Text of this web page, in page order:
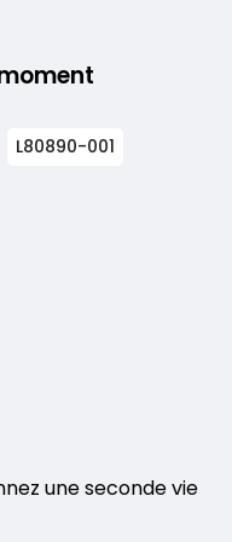
L80890-001
une seconde vie